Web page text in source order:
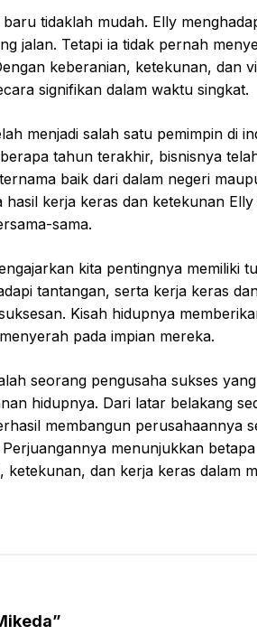
tidaklah mudah. Elly
jalan. Tetapi ia tidak pernah
keberanian, ketekunan, dan
signifikan dalam waktu singkat.
menjadi salah satu pemimpin di
tahun terakhir, bisnisnya
baik dari dalam negeri
kerja keras dan ketekunan Elly
sama.
kita pentingnya memiliki
tantangan, serta kerja keras
Kisah hidupnya
pada impian mereka.
seorang pengusaha sukses yang
hidupnya. Dari latar belakang
membangun perusahaannya
menunjukkan betapa
dan kerja keras dalam